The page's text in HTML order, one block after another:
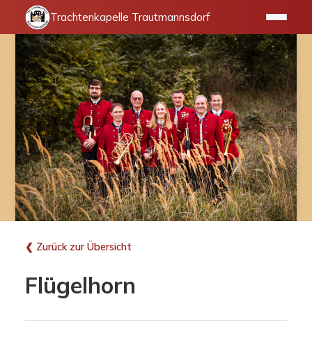
Trachtenkapelle Trautmannsdorf
❮ Zurück zur Übersicht
Flügelhorn